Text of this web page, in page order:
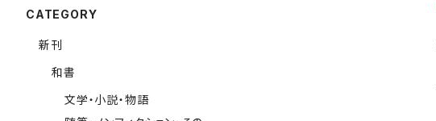
CATEGORY
新刊
和書
文学・小説・物語